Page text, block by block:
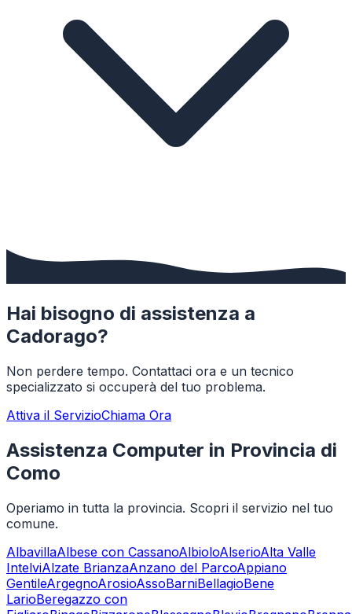
Hai bisogno di assistenza a
Cadorago?
Non perdere tempo. Contattaci ora e un tecnico
specializzato si occuperà del tuo problema.
Attiva il ServizioChiama Ora
Assistenza Computer in Provincia di
Como
Operiamo in tutta la provincia. Scopri il servizio nel tuo
comune.
AlbavillaAlbese con CassanoAlbioloAlserioAlta Valle
IntelviAlzate BrianzaAnzano del ParcoAppiano
GentileArgegnoArosioAssoBarniBellagioBene
LarioBeregazzo con